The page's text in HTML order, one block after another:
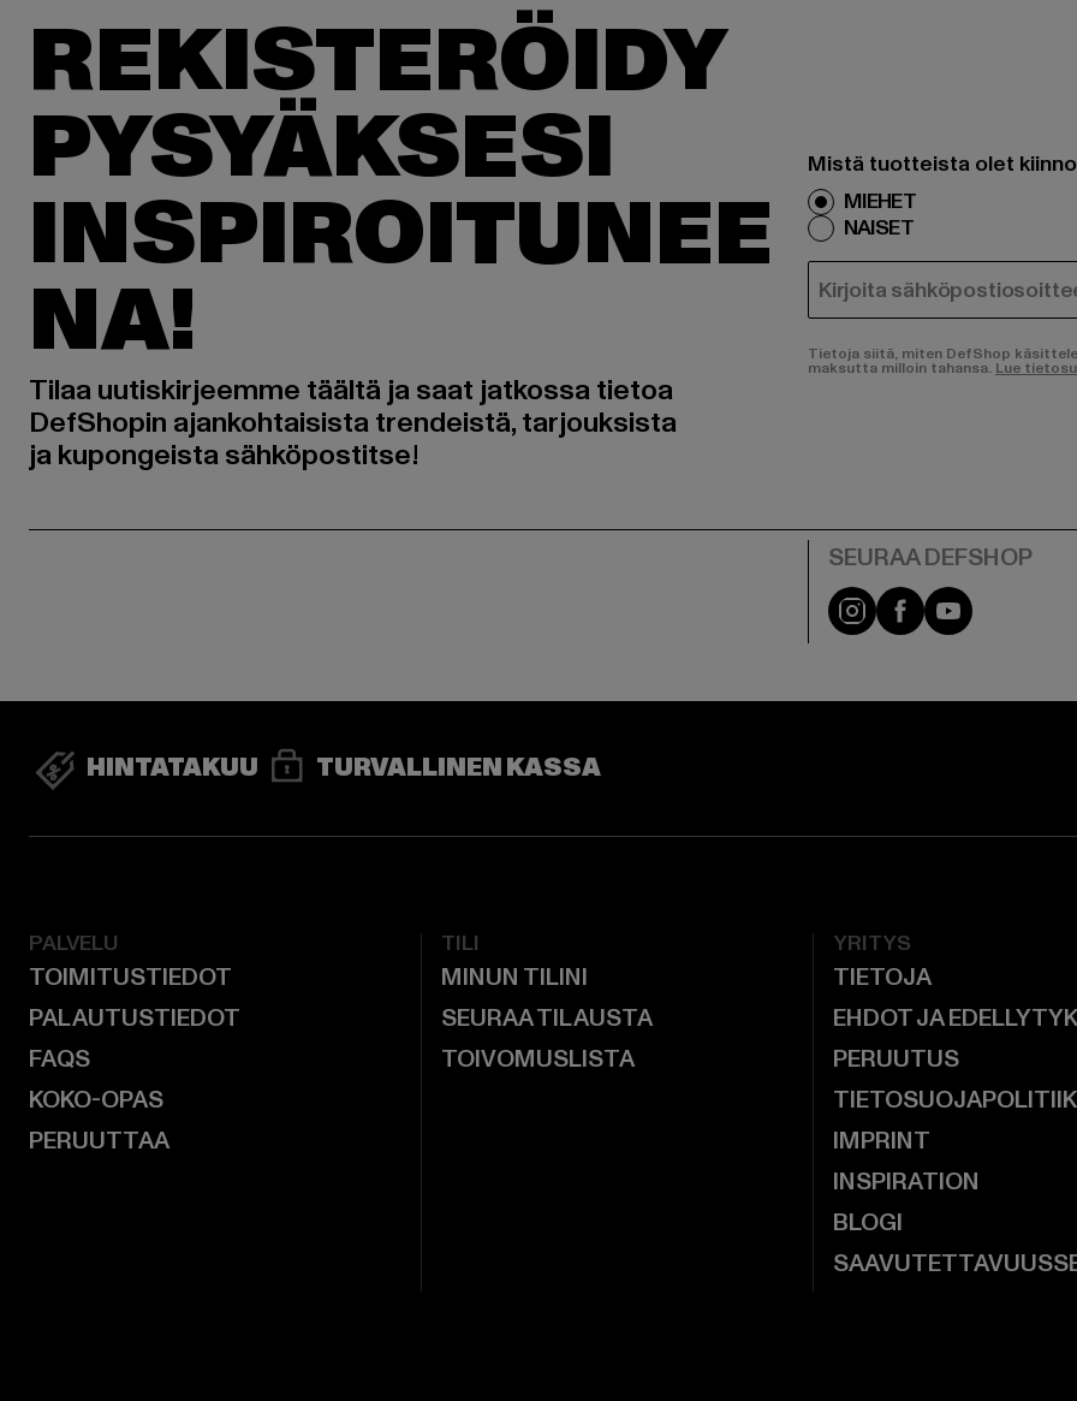
REKISTERÖIDY
PYSYÄKSESI
INSPIROITUNEE
NA!
Tilaa uutiskirjeemme täältä ja saat jatkossa tietoa
DefShopin ajankohtaisista trendeistä, tarjouksista
ja kupongeista sähköpostitse!
Mistä tuotteista olet
MIEHET
NAISET
SÄHKÖPOSTI
Tietoja siitä, miten DefShop
maksutta milloin tahansa. Lue
Visit our Instagram
Visit ourVisit our
HINTATAKUU TURVALLINEN KASSA
PALVELU
TOIMITUSTIEDOT
PALAUTUSTIEDOT
FAQS
KOKO-OPAS
PERUUTTAA
TILI
MINUN TILINI
SEURAA TILAUSTA
TOIVOMUSLISTA
YRITYS
TIETOJA
EHDOT JA
PERUUTUS
IMPRINT
INSPIRATION
BLOGI